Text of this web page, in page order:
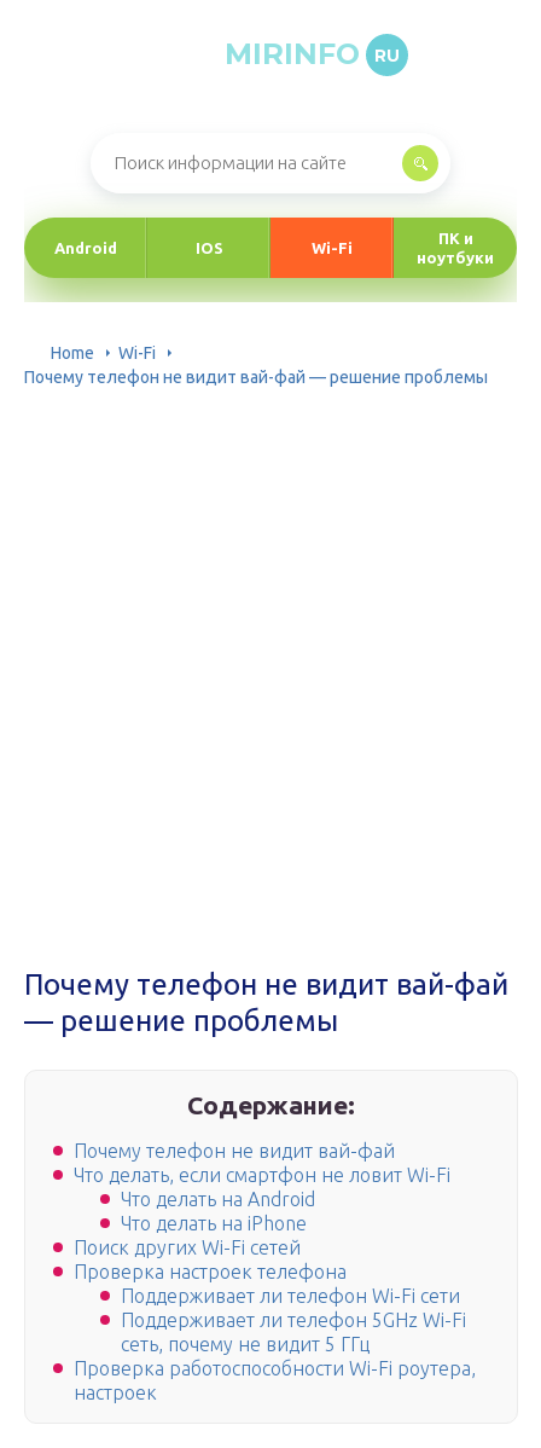
MIRINFO RU
Android IOS Wi-Fi
ПК и
ноутбуки
Home
Wi-Fi
Почему телефон не видит вай-фай — решение проблемы
Почему телефон не видит вай-фай
— решение проблемы
Содержание:
Почему телефон не видит вай-фай
Что делать, если смартфон не ловит Wi-Fi
Что делать на Android
Что делать на iPhone
Поиск других Wi-Fi сетей
Проверка настроек телефона
Поддерживает ли телефон Wi-Fi сети
Поддерживает ли телефон 5GHz Wi-Fi
сеть, почему не видит 5 ГГц
Проверка работоспособности Wi-Fi роутера,
настроек